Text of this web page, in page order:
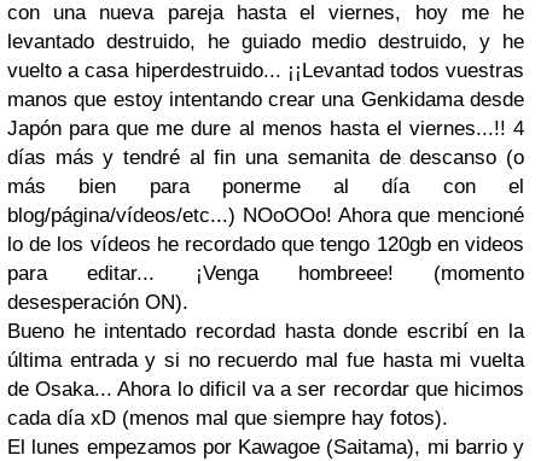
con una nueva pareja hasta el viernes, hoy me he
levantado destruido, he guiado medio destruido, y he
vuelto a casa hiperdestruido... ¡¡Levantad todos vuestras
manos que estoy intentando crear una Genkidama desde
Japón para que me dure al menos hasta el viernes...!! 4
días más y tendré al fin una semanita de descanso (o
más bien para ponerme al día con el
blog/página/vídeos/etc...) NOoOOo! Ahora que mencioné
lo de los vídeos he recordado que tengo 120gb en videos
para editar... ¡Venga hombreee! (momento
desesperación ON).
Bueno he intentado recordad hasta donde escribí en la
última entrada y si no recuerdo mal fue hasta mi vuelta
de Osaka... Ahora lo dificil va a ser recordar que hicimos
cada día xD (menos mal que siempre hay fotos).
El lunes empezamos por Kawagoe (Saitama), mi barrio y